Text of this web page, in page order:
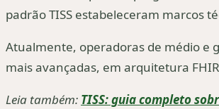
padrão TISS estabeleceram marcos
Atualmente, operadoras de médio e
mais avançadas, em arquitetura
Leia também: TISS: guia completo